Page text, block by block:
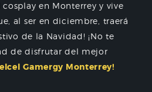
en Monterrey y vive
al ser en diciembre, traerá
de la Navidad! ¡No te
de disfrutar del mejor
Gamergy Monterrey!